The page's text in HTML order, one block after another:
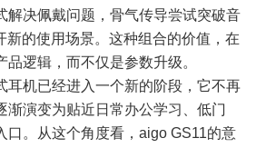
解决佩戴问题，骨气传导尝试突破音
新的使用场景。这种组合的价值，在
逻辑，而不仅是参数升级。
耳机已经进入一个新的阶段，它不再
渐演变为贴近日常办公学习、低门
口。从这个角度看，aigo GS11的意